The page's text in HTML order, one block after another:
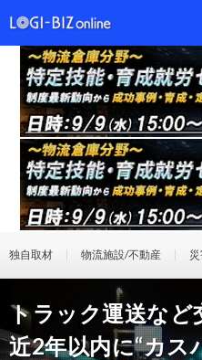
独自取材 物流施設/不動産
トラック運送など
近2年以内に“カス